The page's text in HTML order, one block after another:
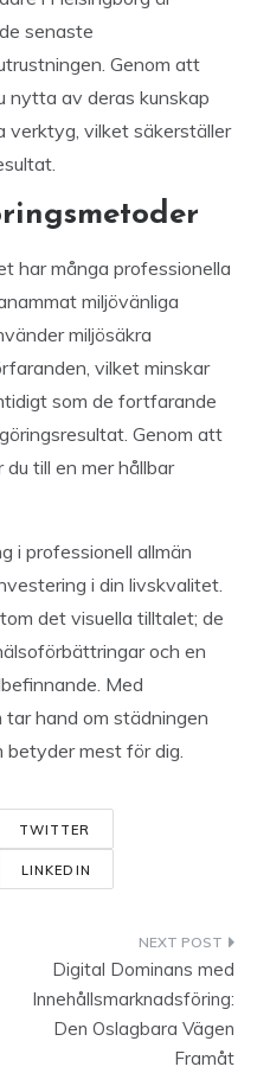
senaste
Genom att
nytta av deras kunskap
verktyg, vilket säkerställer
har många professionella
miljövänliga
miljösäkra
vilket minskar
som de fortfarande
Genom att
till en mer hållbar
i professionell allmän
i din livskvalitet.
det visuella tilltalet; de
och en
Med
hand om städningen
betyder mest för dig.
TWITTER
LINKEDIN
Digital Dominans med
Innehållsmarknadsföring:
Den Oslagbara Vägen
Framåt